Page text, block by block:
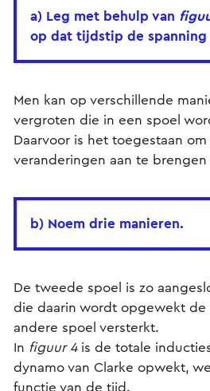
a) Leg met behulp van
op dat tijdstip de spanning
Men kan op verschillende
vergroten die in een spoel
Daarvoor is het toegestaan om
veranderingen aan te
b) Noem drie manieren.
De tweede spoel is zo
die daarin wordt opgewekt de
andere spoel versterkt.
In figuur 4is de totale
dynamo van Clarke opwekt,
functie van de tijd.